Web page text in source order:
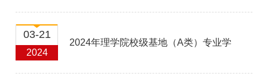
03-21
2024
2024年理学院校级基地（A类）专业学